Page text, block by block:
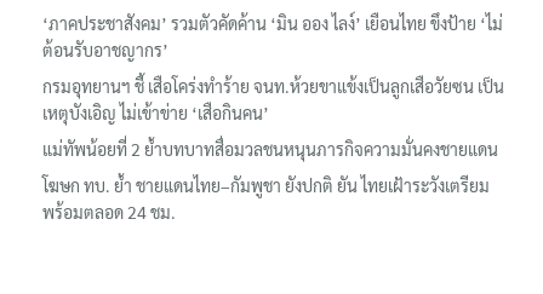
‘ภาคประชาสังคม’ รวมตัวคัดค้าน ‘มิน ออง ไลง์’ เยือนไทย ขึงป้าย ‘ไม่
ต้อนรับอาชญากร’
กรมอุทยานฯ ชี้ เสือโคร่งทำร้าย จนท.ห้วยขาแข้งเป็นลูกเสือวัยซน เป็น
เหตุบังเอิญ ไม่เข้าข่าย ‘เสือกินคน’
แม่ทัพน้อยที่ 2 ย้ำบทบาทสื่อมวลชนหนุนภารกิจความมั่นคงชายแดน
โฆษก ทบ. ย้ำ ชายแดนไทย–กัมพูชา ยังปกติ ยัน ไทยเฝ้าระวังเตรียม
พร้อมตลอด 24 ชม.